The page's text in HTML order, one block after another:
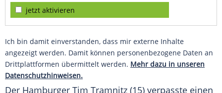
jetzt aktivieren
Ich bin damit einverstanden, dass mir externe Inhalte
angezeigt werden. Damit können personenbezogene Daten an
Drittplattformen übermittelt werden. Mehr dazu in unseren
Datenschutzhinweisen.
Der Hamburger Tim Tramnitz (15) verpasste einen